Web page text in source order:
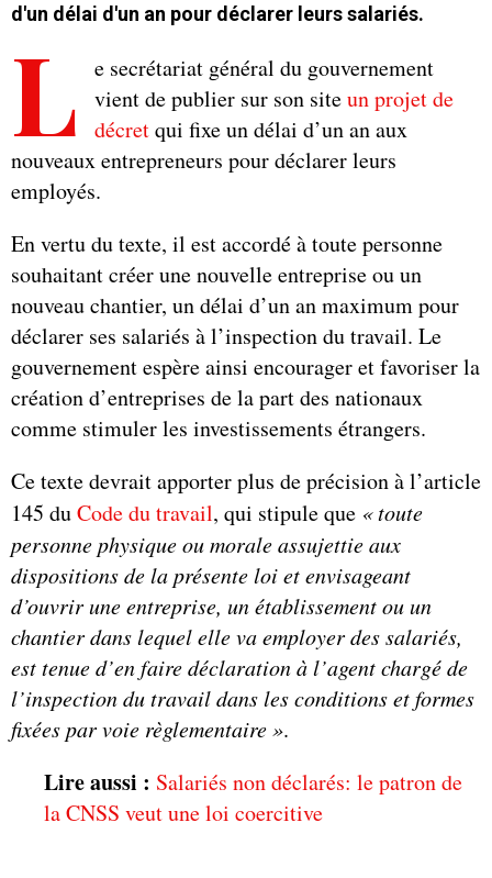
d'un délai d'un an pour déclarer leurs salariés.
L
e secrétariat général du gouvernement
vient de publier sur son siteun projet de
décretqui fixe un délai d’un an aux
nouveaux entrepreneurs pour déclarer leurs
employés.
En vertu du texte, il est accordé à toute personne
souhaitant créer une nouvelle entreprise ou un
nouveau chantier, un délai d’un an maximum pour
déclarer ses salariés à l’inspection du travail. Le
gouvernement espère ainsi encourager et favoriser la
création d’entreprises de la part des nationaux
comme stimuler les investissements étrangers.
Ce texte devrait apporter plus de précision à l’article
145 duCode du travail, qui stipule que «toute
personne physique ou morale assujettie aux
dispositions de la présente loi et envisageant
d’ouvrir une entreprise, un établissement ou un
chantier dans lequel elle va employer des salariés,
est tenue d’en faire déclaration à l’agent chargé de
l’inspection du travail dans les conditions et formes
fixées par voie règlementaire».
Lire aussi : Salariés non déclarés: le patron de
la CNSS veut une loi coercitive